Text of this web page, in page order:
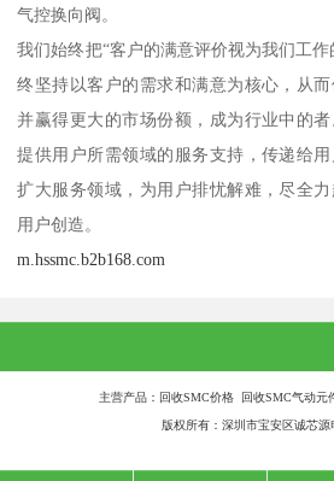
气控换向阀。
我们始终把“客户的满意评价视为我们工
终坚持以客户的需求和满意为核心，从
并赢得更大的市场份额，成为行业中的
提供用户所需领域的服务支持，传递给
扩大服务领域，为用户排忧解难，尽全
用户创造。
m.hssmc.b2b168.com
主营产品：回收SMC价格 回收SMC气动
版权所有：深圳市宝安区诚芯源